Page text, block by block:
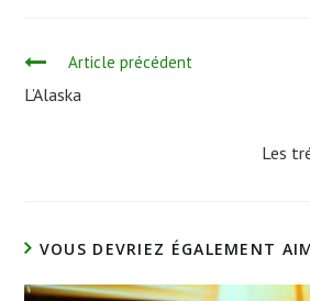
Continuer
la
Article précédent
L’Alaska
Les
VOUS DEVRIEZ ÉGALEMENT